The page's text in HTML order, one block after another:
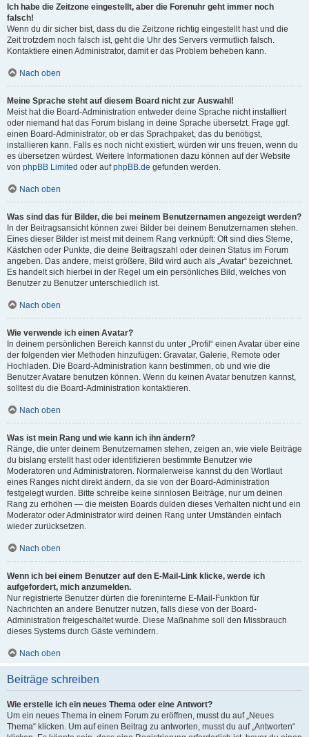
Ich habe die Zeitzone eingestellt, aber die Forenuhr geht immer noch
falsch!
Wenn du dir sicher bist, dass du die Zeitzone richtig eingestellt hast und die
Zeit trotzdem noch falsch ist, geht die Uhr des Servers vermutlich falsch.
Kontaktiere einen Administrator, damit er das Problem beheben kann.
Nach oben
Meine Sprache steht auf diesem Board nicht zur Auswahl!
Meist hat die Board-Administration entweder deine Sprache nicht installiert
oder niemand hat das Forum bislang in deine Sprache übersetzt. Frage ggf.
einen Board-Administrator, ob er das Sprachpaket, das du benötigst,
installieren kann. Falls es noch nicht existiert, würden wir uns freuen, wenn du
es übersetzen würdest. Weitere Informationen dazu können auf der Website
von phpBB Limited oder aufphpBB.de gefunden werden.
Nach oben
Was sind das für Bilder, die bei meinem Benutzernamen angezeigt werden?
In der Beitragsansicht können zwei Bilder bei deinem Benutzernamen stehen.
Eines dieser Bilder ist meist mit deinem Rang verknüpft: Oft sind dies Sterne,
Kästchen oder Punkte, die deine Beitragszahl oder deinen Status im Forum
angeben. Das andere, meist größere, Bild wird auch als „Avatar“ bezeichnet.
Es handelt sich hierbei in der Regel um ein persönliches Bild, welches von
Benutzer zu Benutzer unterschiedlich ist.
Nach oben
Wie verwende ich einen Avatar?
In deinem persönlichen Bereich kannst du unter „Profil“ einen Avatar über eine
der folgenden vier Methoden hinzufügen: Gravatar, Galerie, Remote oder
Hochladen. Die Board-Administration kann bestimmen, ob und wie die
Benutzer Avatare benutzen können. Wenn du keinen Avatar benutzen kannst,
solltest du die Board-Administration kontaktieren.
Nach oben
Was ist mein Rang und wie kann ich ihn ändern?
Ränge, die unter deinem Benutzernamen stehen, zeigen an, wie viele Beiträge
du bislang erstellt hast oder identifizieren bestimmte Benutzer wie
Moderatoren und Administratoren. Normalerweise kannst du den Wortlaut
eines Ranges nicht direkt ändern, da sie von der Board-Administration
festgelegt wurden. Bitte schreibe keine sinnlosen Beiträge, nur um deinen
Rang zu erhöhen — die meisten Boards dulden dieses Verhalten nicht und ein
Moderator oder Administrator wird deinen Rang unter Umständen einfach
wieder zurücksetzen.
Nach oben
Wenn ich bei einem Benutzer auf den E-Mail-Link klicke, werde ich
aufgefordert, mich anzumelden.
Nur registrierte Benutzer dürfen die foreninterne E-Mail-Funktion für
Nachrichten an andere Benutzer nutzen, falls diese von der Board-
Administration freigeschaltet wurde. Diese Maßnahme soll den Missbrauch
dieses Systems durch Gäste verhindern.
Nach oben
Beiträge schreiben
Wie erstelle ich ein neues Thema oder eine Antwort?
Um ein neues Thema in einem Forum zu eröffnen, musst du auf „Neues
Thema“ klicken. Um auf einen Beitrag zu antworten, musst du auf „Antworten“